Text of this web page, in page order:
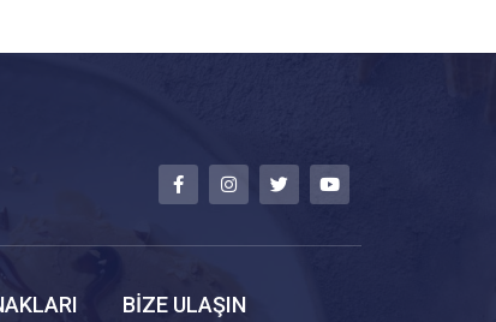
BİZE ULAŞIN